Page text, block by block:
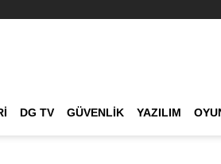
DG TV GÜVENLIK YAZILIM